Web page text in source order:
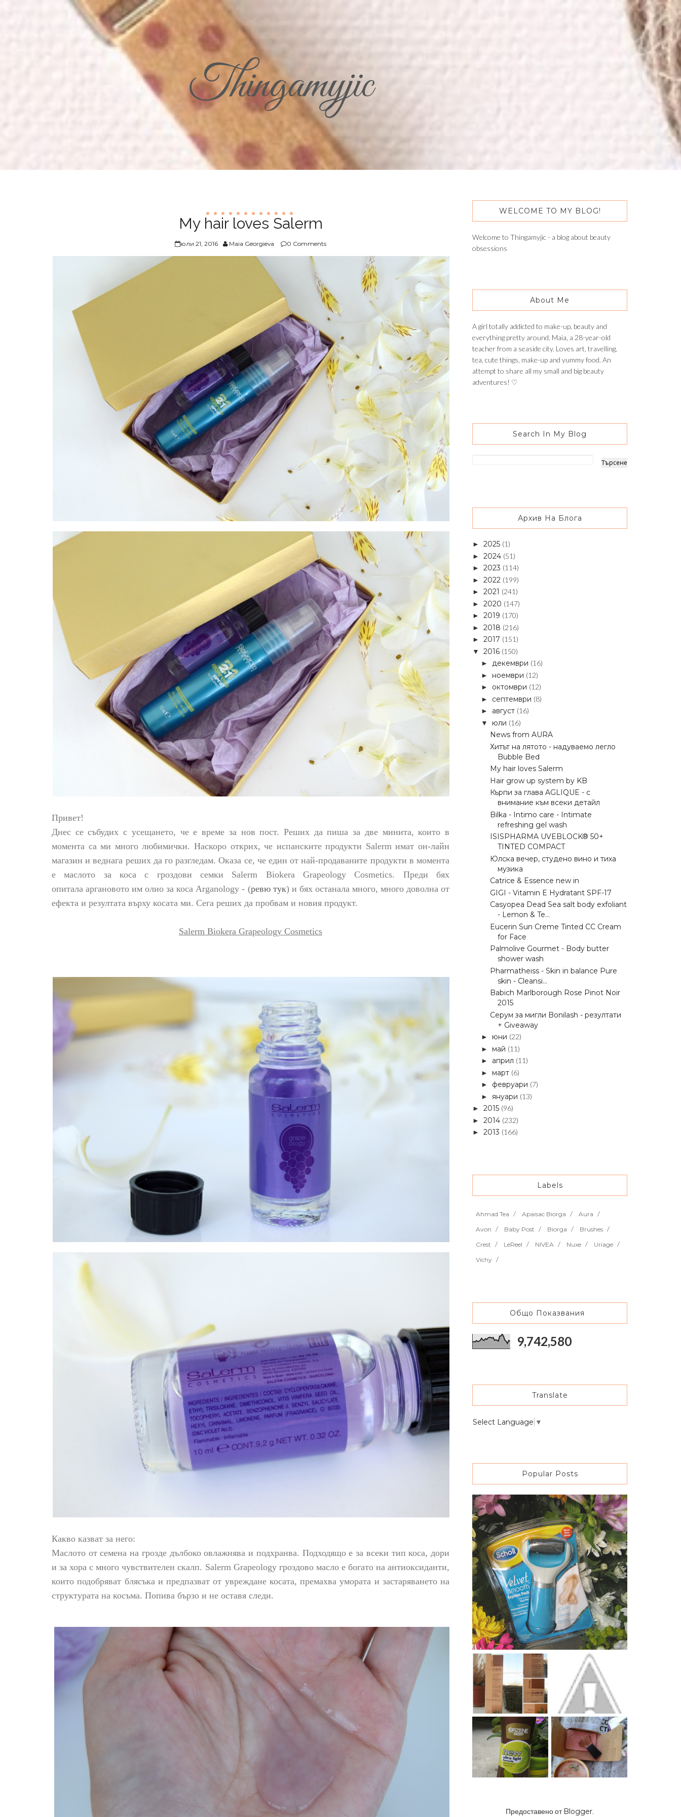
Thingamyjic
My hair loves Salerm
юли 21, 2016 Maia Georgieva 0 Comments
Привет!
Днес се събудих с усещането, че е време за нов пост. Реших да пиша за две минита, които в
момента са ми много любимички. Наскоро открих, че испанските продукти Salerm имат он-лайн
магазин и веднага реших да го разгледам. Оказа се, че един от най-продаваните продукти в момента
е маслото за коса с гроздови семки Salerm Biokera Grapeology Cosmetics. Преди бях
опиталааргановото им олио за коса Arganology - (ревю тук) и бях останала много, много доволна от
ефекта и резултата върху косата ми. Сега реших да пробвам и новия продукт.
Salerm Biokera Grapeology Cosmetics
Какво казват за него:
Маслото от семена на грозде дълбоко овлажнява и подхранва. Подходящо е за всеки тип коса, дори
иза хора с много чувствителен скалп. Salerm Grapeology гроздово масло е богато на антиоксиданти,
които подобряват блясъка и предпазват от увреждане косата, премахва умората и застаряването на
структурата на косъма. Попива бързо и не оставя следи.
WELCOME TO MY BLOG!
Welcome to Thingamyjic - a blog about beauty
obsessions
About Me
A girl totally addicted to make-up, beauty and
everything pretty around. Maia, a 28-year-old
teacher from a seaside city. Loves art, travelling,
tea, cute things, make-up and yummy food. An
attempt to share all my small and big beauty
adventures! ♡
Search In My Blog
Архив На Блога
► 2025 (1)
► 2024 (51)
► 2023 (114)
► 2022 (199)
► 2021 (241)
► 2020 (147)
► 2019 (170)
► 2018 (216)
► 2017 (151)
▼ 2016 (150)
► декември (16)
► ноември (12)
► октомври (12)
► септември (8)
► август (16)
▼ юли (16)
News from AURA
Хитът на лятото - надуваемо легло
Bubble Bed
My hair loves Salerm
Hair grow up system by KB
Кърпи за глава AGLIQUE - с
внимание към всеки детайл
Bilka - Intimo care - Intimate
refreshing gel wash
ISISPHARMA UVEBLOCK® 50+
TINTED COMPACT
Юлска вечер, студено вино и тиха
музика
Catrice & Essence new in
GIGI - Vitamin E Hydratant SPF-17
Casyopea Dead Sea salt body exfoliant
- Lemon & Te...
Eucerin Sun Creme Tinted CC Cream
for Face
Palmolive Gourmet - Body butter
shower wash
Pharmatheiss - Skin in balance Pure
skin - Cleansi...
Babich Marlborough Rose Pinot Noir
2015
Серум за мигли Bonilash - резултати
+ Giveaway
► юни (22)
► май (11)
► април (11)
► март (6)
► февруари (7)
► януари (13)
► 2015 (96)
► 2014 (232)
► 2013 (166)
Labels
Ahmad Tea Apaisac Biorga
Aura
Avon
Baby Post Biorga
Brushes
Crest
LeReel NIVEA Nuxe
Uriage
Vichy
Общо Показвания
9,742,580
Translate
Select Language ▼
Popular Posts
Предоставено от Blogger.